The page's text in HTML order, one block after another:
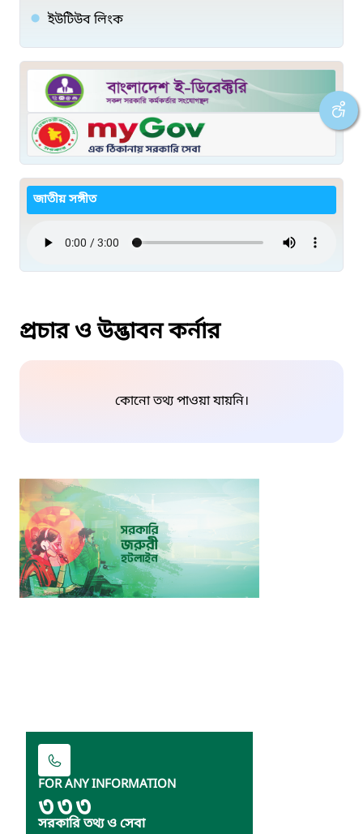
ইউটিউব লিংক
জাতীয় সঙ্গীত
প্রচার ও উদ্ভাবন কর্নার
কোনো তথ্য পাওয়া যায়নি।
FOR ANY INFORMATION
৩৩৩
সরকারি তথ্য ও সেবা